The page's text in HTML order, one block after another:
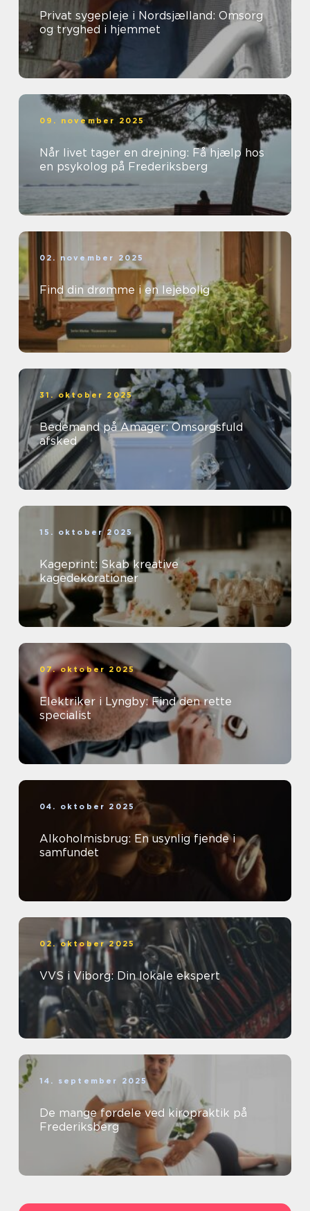
Privat sygepleje i Nordsjælland: Omsorg
og tryghed i hjemmet
09. november 2025
Når livet tager en drejning: Få hjælp hos
en psykolog på Frederiksberg
02. november 2025
Find din drømme i en lejebolig
31. oktober 2025
Bedemand på Amager: Omsorgsfuld
afsked
15. oktober 2025
Kageprint: Skab kreative
kagedekorationer
07. oktober 2025
Elektriker i Lyngby: Find den rette
specialist
04. oktober 2025
Alkoholmisbrug: En usynlig fjende i
samfundet
02. oktober 2025
VVS i Viborg: Din lokale ekspert
14. september 2025
De mange fordele ved kiropraktik på
Frederiksberg